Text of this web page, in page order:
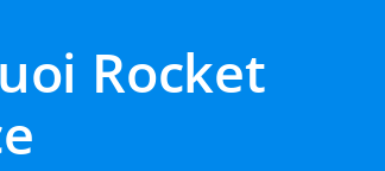
Rocket